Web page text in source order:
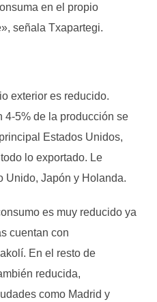
en el propio
señala Txapartegi.
exterior es reducido.
4-5% de la producción se
Estados Unidos,
lo exportado. Le
Unido, Japón y Holanda.
es muy reducido ya
cuentan con
En el resto de
reducida,
como Madrid y